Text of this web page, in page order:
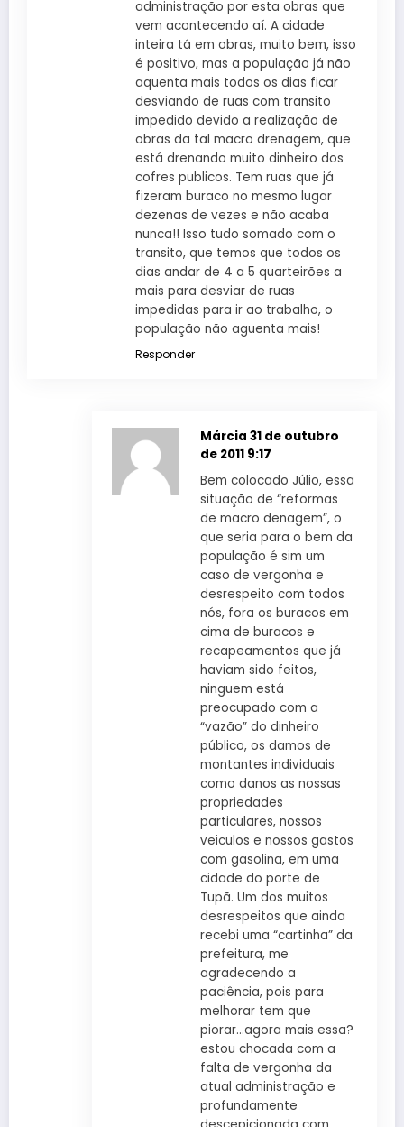
administração por esta obras que
vem acontecendo aí. A cidade
inteira tá em obras, muito bem, isso
é positivo, mas a população já não
aquenta mais todos os dias ficar
desviando de ruas com transito
impedido devido a realização de
obras da tal macro drenagem, que
está drenando muito dinheiro dos
cofres publicos. Tem ruas que já
fizeram buraco no mesmo lugar
dezenas de vezes e não acaba
nunca!! Isso tudo somado com o
transito, que temos que todos os
dias andar de 4 a 5 quarteirões a
mais para desviar de ruas
impedidas para ir ao trabalho, o
população não aguenta mais!
Responder
Márcia 31 de outubro
de 2011 9:17
Bem colocado Júlio, essa
situação de “reformas
de macro denagem”, o
que seria para o bem da
população é sim um
caso de vergonha e
desrespeito com todos
nós, fora os buracos em
cima de buracos e
recapeamentos que já
haviam sido feitos,
ninguem está
preocupado com a
“vazão” do dinheiro
público, os damos de
montantes individuais
como danos as nossas
propriedades
particulares, nossos
veiculos e nossos gastos
com gasolina, em uma
cidade do porte de
Tupã. Um dos muitos
desrespeitos que ainda
recebi uma “cartinha” da
prefeitura, me
agradecendo a
paciência, pois para
melhorar tem que
piorar…agora mais essa?
estou chocada com a
falta de vergonha da
atual administração e
profundamente